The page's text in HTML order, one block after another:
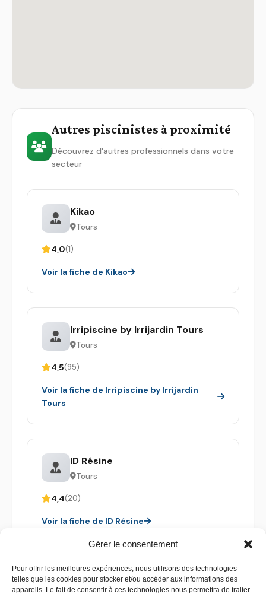
Gérer le consentement
Pour offrir les meilleures expériences, nous utilisons des technologies
telles que les cookies pour stocker et/ou accéder aux informations des
appareils. Le fait de consentir à ces technologies nous permettra de traiter
Autres piscinistes à proximité
Découvrez d'autres professionnels dans votre
secteur
Kikao
Tours
4,0(1)
Voir la fiche de Kikao
Irripiscine by Irrijardin Tours
Tours
4,5(95)
Voir la fiche de Irripiscine by Irrijardin
Tours
ID Résine
Tours
4,4(20)
Voir la fiche de ID Résine